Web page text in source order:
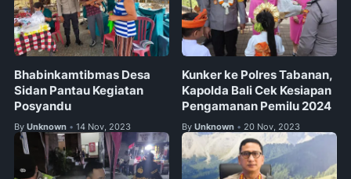
Bhabinkamtibmas Desa
Sidan Pantau Kegiatan
Posyandu
By Unknown • 14 Nov, 2023
Kunker ke Polres Tabanan,
Kapolda Bali Cek Kesiapan
Pengamanan Pemilu 2024
By Unknown • 20 Nov, 2023